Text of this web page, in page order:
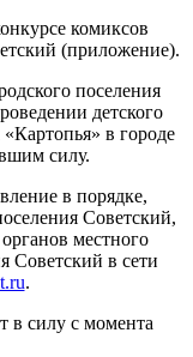
комиксов
(приложение).
поселения
детского
в городе
силу.
в порядке,
Советский,
местного
Советский в сети
.
в силу с момента